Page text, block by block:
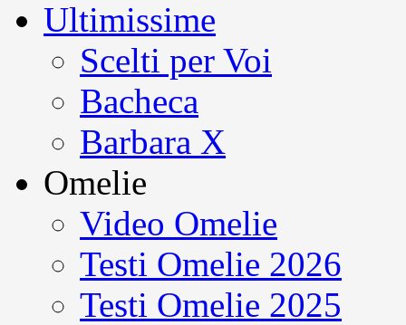
Ultimissime
Scelti per Voi
Bacheca
Barbara X
Omelie
Video Omelie
Testi Omelie 2026
Testi Omelie 2025